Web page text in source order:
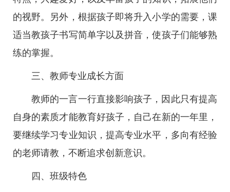
的视野。另外，根据孩子即将升入小学的需要，课
适当教孩子书写简单字以及拼音，使孩子们能够熟
练的掌握。
三、教师专业成长方面
教师的一言一行直接影响孩子，因此只有提高
自身的素质才能教育好孩子，自己在新的一年里，
要继续学习专业知识，提高专业水平，多向有经验
的老师请教，不断追求创新意识。
四、班级特色